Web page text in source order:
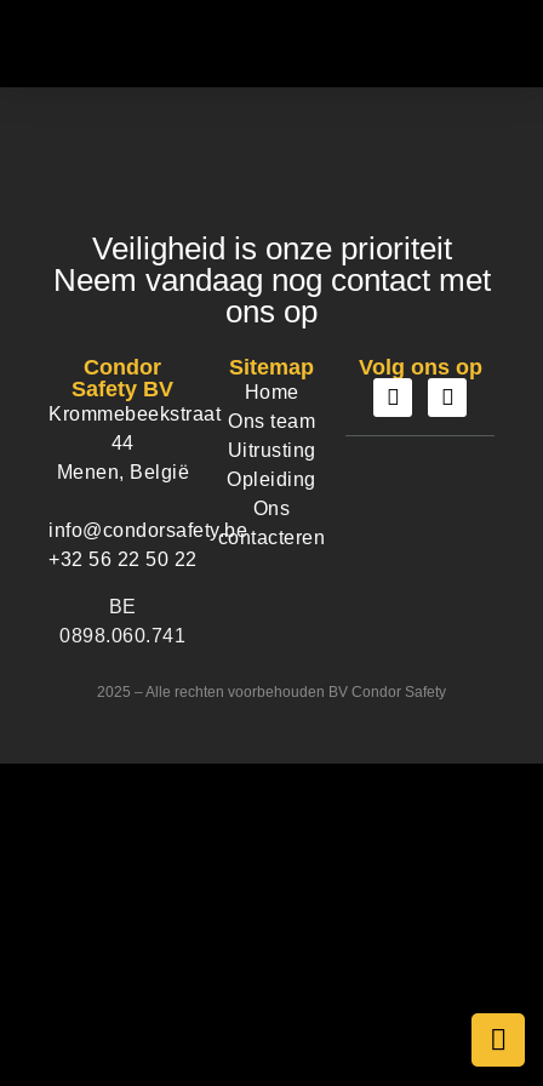
Veiligheid is onze prioriteit
Neem vandaag nog contact met
ons op
Condor
Safety BV
Krommebeekstraat
44
Menen, België
info@condorsafety.be
+32 56 22 50 22
BE
0898.060.741
Sitemap
Home
Ons team
Uitrusting
Opleiding
Ons
contacteren
Volg ons op
2025 – Alle rechten voorbehouden BV Condor Safety